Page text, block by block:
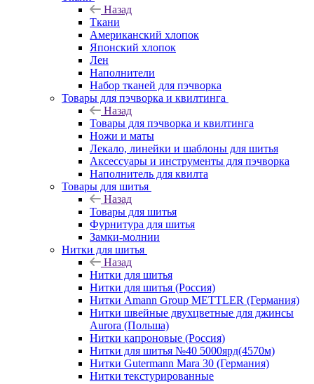
Назад
Ткани
Американский хлопок
Японский хлопок
Лен
Наполнители
Набор тканей для пэчворка
Товары для пэчворка и квилтинга
Назад
Товары для пэчворка и квилтинга
Ножи и маты
Лекало, линейки и шаблоны для шитья
Аксессуары и инструменты для пэчворка
Наполнитель для квилта
Товары для шитья
Назад
Товары для шитья
Фурнитура для шитья
Замки-молнии
Нитки для шитья
Назад
Нитки для шитья
Нитки для шитья (Россия)
Нитки Amann Group METTLER (Германия)
Нитки швейные двухцветные для джинсы
Aurora (Польша)
Нитки капроновые (Россия)
Нитки для шитья №40 5000ярд(4570м)
Нитки Gutermann Mara 30 (Германия)
Нитки текстурированные